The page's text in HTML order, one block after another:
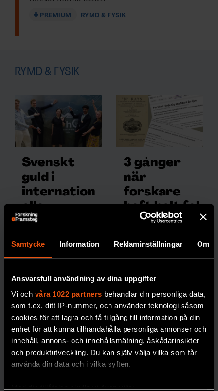
Samtycke Information Reklaminställningar Om
Ansvarsfull användning av dina uppgifter
Vi och våra 1022 partners behandlar din personliga data,
som t.ex. ditt IP-nummer, och använder teknologi såsom
cookies för att lagra och få tillgång till information på din
enhet för att kunna tillhandahålla personliga annonser och
innehåll, annons- och innehållsmätning, åskådarinsikter
och produktutveckling. Du kan själv välja vilka som får
använda din data och i vilka syften.
Med din tillåtelse skulle vi även vilja:
PREMIUM RYMD & FYSIK
RYMD & FYSIK
Svenskt
guld i
internation
ella
fysikolympi
Leshi Zhang tar
Sverige i den
fysikolympiaden.
PREMIUM
UNGDOMAR
3 gånger
när
forskare
haft helt fel
Ibland är forskarnas
misstag mer
spektakulära än
vanligt.
PREMIUM